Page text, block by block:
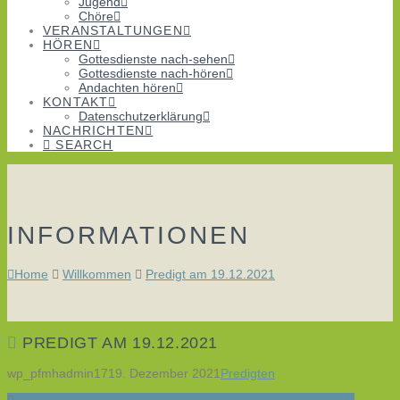
Chöre
VERANSTALTUNGEN
HÖREN
Gottesdienste nach-sehen
Gottesdienste nach-hören
Andachten hören
KONTAKT
Datenschutzerklärung
NACHRICHTEN
SEARCH
INFORMATIONEN
Home Willkommen Predigt am 19.12.2021
PREDIGT AM 19.12.2021
wp_pfmhadmin1719. Dezember 2021 Predigten